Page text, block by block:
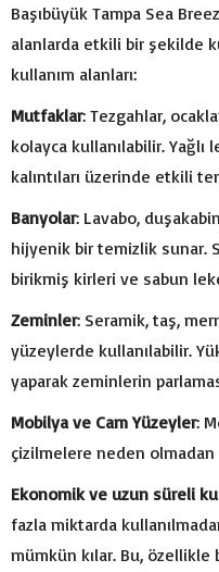
Başıbüyük Tampa Sea
alanlarda etkili bir şekilde
kullanım alanları:
Mutfaklar: Tezgahlar,
kolayca kullanılabilir.
kalıntıları üzerinde etkili
Banyolar: Lavabo,
hijyenik bir temizlik sunar.
birikmiş kirleri ve sabun
Zeminler: Seramik, taş,
yüzeylerde kullanılabilir.
yaparak zeminlerin
Mobilya ve Cam Yüzeyler:
çizilmelere neden
Ekonomik ve uzun süreli
fazla miktarda
mümkün kılar. Bu,